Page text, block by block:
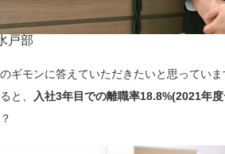
戸部
ギモンに答えていただきたいと思っていま
と、
入社3年目での離職率18.8%(2021年